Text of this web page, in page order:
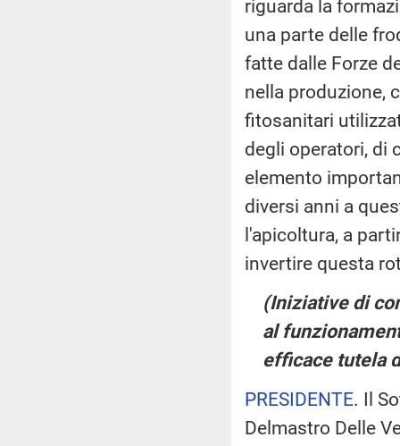
riguarda la
una parte delle
fatte dalle Forze
nella produzione,
fitosanitari
degli operatori, di
elemento
diversi anni a
l'apicoltura, a
invertire questa
(Iniziative di
al
efficace tutela
PRESIDENTE. Il
Delmastro Delle